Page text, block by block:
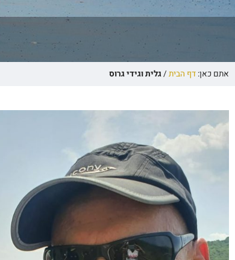
אתם כאן: דף הבית /גלית וגידי גרוס